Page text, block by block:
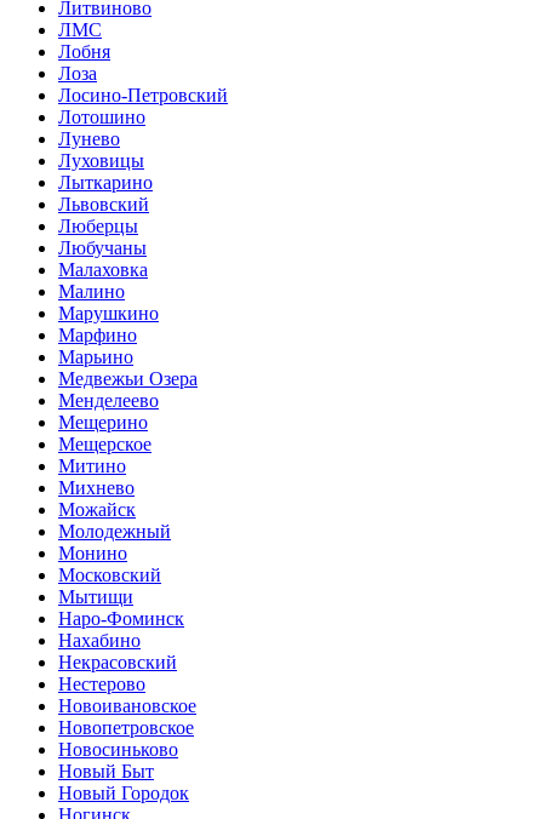
Литвиново
ЛМС
Лобня
Лоза
Лосино-Петровский
Лотошино
Лунево
Луховицы
Лыткарино
Львовский
Люберцы
Любучаны
Малаховка
Малино
Марушкино
Марфино
Марьино
Медвежьи Озера
Менделеево
Мещерино
Мещерское
Митино
Михнево
Можайск
Молодежный
Монино
Московский
Мытищи
Наро-Фоминск
Нахабино
Некрасовский
Нестерово
Новоивановское
Новопетровское
Новосиньково
Новый Быт
Новый Городок
Ногинск